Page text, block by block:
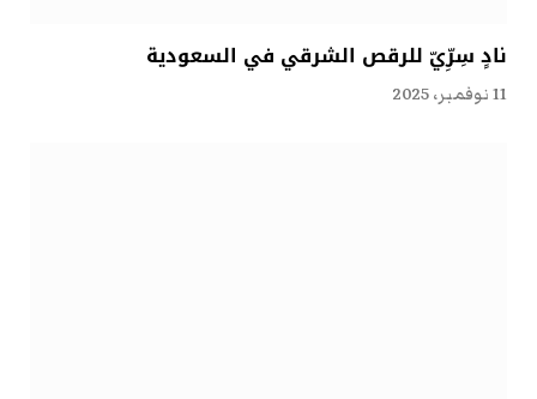
نادٍ سِرِّيّ للرقص الشرقي في السعودية
11 نوفمبر، 2025